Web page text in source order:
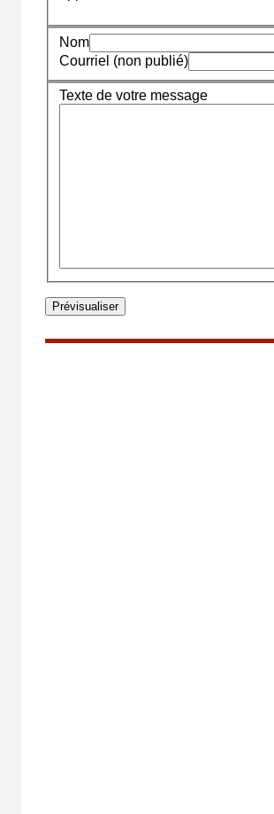
Nom
Courriel (non publié)
Texte de votre message